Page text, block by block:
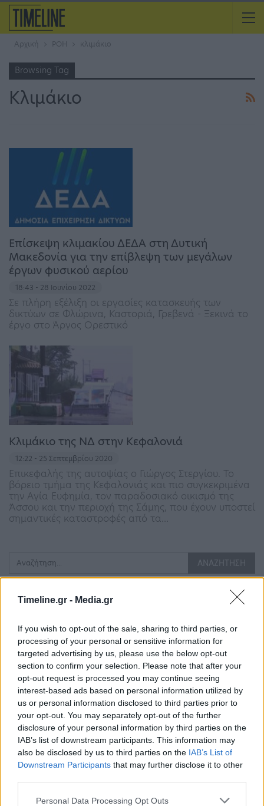
Timeline.gr - Media.gr
If you wish to opt-out of the sale, sharing to third parties, or
processing of your personal or sensitive information for
targeted advertising by us, please use the below opt-out
section to confirm your selection. Please note that after your
opt-out request is processed you may continue seeing
interest-based ads based on personal information utilized by
us or personal information disclosed to third parties prior to
your opt-out. You may separately opt-out of the further
disclosure of your personal information by third parties on the
IAB’s list of downstream participants. This information may
also be disclosed by us to third parties on the IAB’s List of
Downstream Participants that may further disclose it to other
Personal Data Processing Opt Outs
Αρχική ΡΟΗ κλιμάκιο
Browsing Tag
Κλιμάκιο
Επίσκεψη κλιμακίου ΔΕΔΑ στη Δυτική
Μακεδονία για την επίβλεψη των μεγάλων
έργων φυσικού αερίου
18:43 - 28 Ιουνίου 2022
Σε πλήρη εξέλιξη οι εργασίες κατασκευής των
δικτύων σε Φλώρινα, Καστοριά, Γρεβενά - Ξεκινά το
έργο στο Άργος Ορεστικό
Κλιμάκιο της ΝΔ στην Κεφαλονιά
12:22 - 25 Σεπτεμβρίου 2020
Επικεφαλής της αυτοψίας ο Γιώργος Στεργίου. Το
βόρειο τμήμα της Κεφαλονιάς και πιο συγκεκριμένα
την Αγία Ευφημία, τον παραδοσιακό οικισμό της
Άσσου και την περιοχή της Σάμης, που έχουν υποστεί
σημαντικές καταστροφές από τα…
Σε νέα ώρα το «Mega